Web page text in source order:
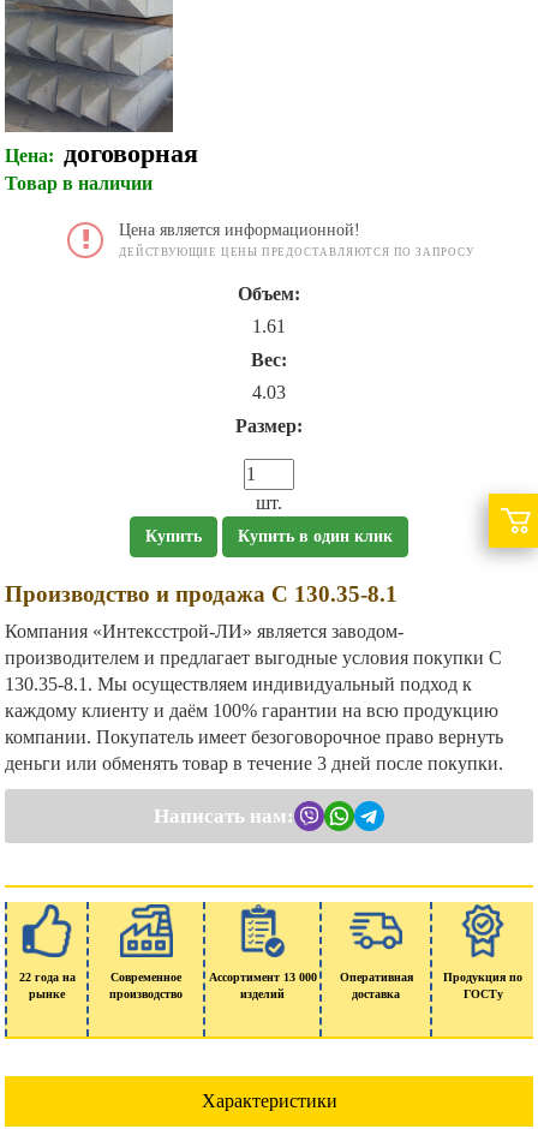
Цена: договорная
Товар в наличии
Цена является информационной!
ДЕЙСТВУЮЩИЕ ЦЕНЫ ПРЕДОСТАВЛЯЮТСЯ ПО ЗАПРОСУ
Объем:
1.61
Вес:
4.03
Размер:
шт.
Купить Купить в один клик
Производство и продажа С 130.35-8.1
Компания «Интексстрой-ЛИ» является заводом-
производителем и предлагает выгодные условия покупки С
130.35-8.1. Мы осуществляем индивидуальный подход к
каждому клиенту и даём 100% гарантии на всю продукцию
компании. Покупатель имеет безоговорочное право вернуть
деньги или обменять товар в течение 3 дней после покупки.
Написать нам:
22 года на
рынке
Современное
производство
Ассортимент 13 000
изделий
Оперативная
доставка
Продукция по
ГОСТу
Характеристики